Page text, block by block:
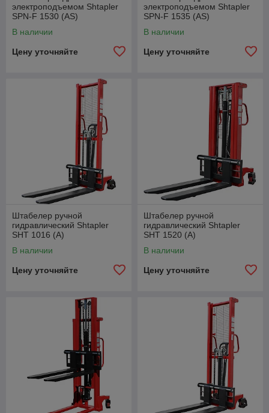
электроподъемом Shtapler
SPN-F 1530 (AS)
В наличии
Цену уточняйте
электроподъемом Shtapler
SPN-F 1535 (AS)
В наличии
Цену уточняйте
Штабелер ручной
гидравлический Shtapler
SHT 1016 (A)
В наличии
Цену уточняйте
Штабелер ручной
гидравлический Shtapler
SHT 1520 (A)
В наличии
Цену уточняйте